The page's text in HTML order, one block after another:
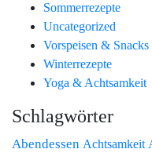
Sommerrezepte
Uncategorized
Vorspeisen & Snacks
Winterrezepte
Yoga & Achtsamkeit
Schlagwörter
Abendessen Achtsamkeit